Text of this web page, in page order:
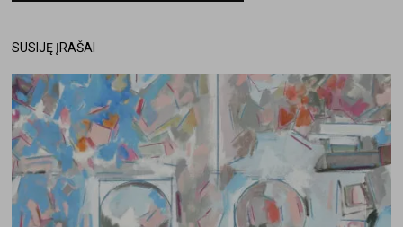
SUSIJĘ ĮRAŠAI